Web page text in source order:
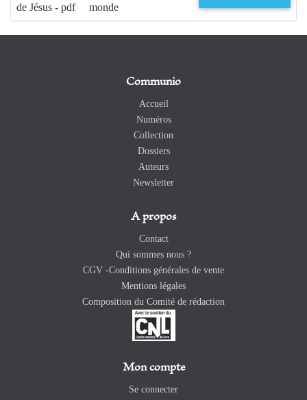
de Jésus - pdf
monde
Communio
Accueil
Numéros
Collection
Dossiers
Auteurs
Newsletter
A propos
Contact
Qui sommes nous ?
CGV -Conditions générales de vente
Mentions légales
Composition du Comité de rédaction
Mon compte
Se connecter